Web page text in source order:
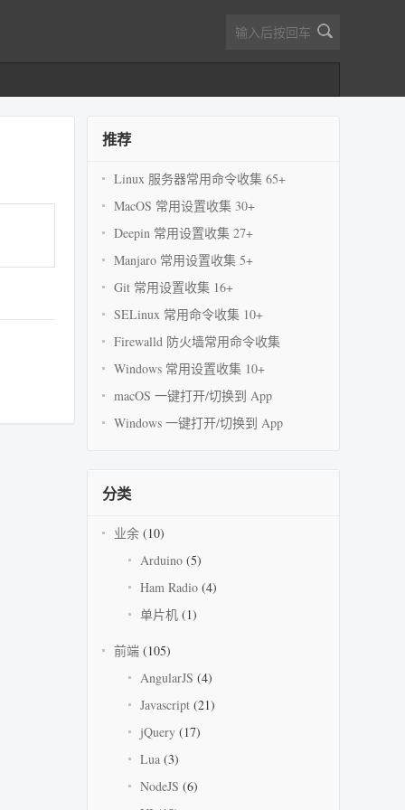
推荐
Linux 服务器常用命令收集 65+
MacOS 常用设置收集 30+
Deepin 常用设置收集 27+
Manjaro 常用设置收集 5+
Git 常用设置收集 16+
SELinux 常用命令收集 10+
Firewalld 防火墙常用命令收集
Windows 常用设置收集 10+
macOS 一键打开/切换到 App
Windows 一键打开/切换到 App
分类
业余 (10)
Arduino (5)
Ham Radio (4)
单片机 (1)
前端 (105)
AngularJS (4)
Javascript (21)
jQuery (17)
Lua (3)
NodeJS (6)